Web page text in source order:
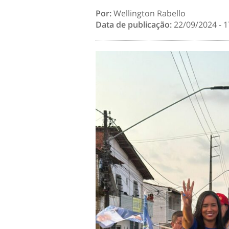
Por:Wellington Rabello
Data de publicação:22/09/2024 -